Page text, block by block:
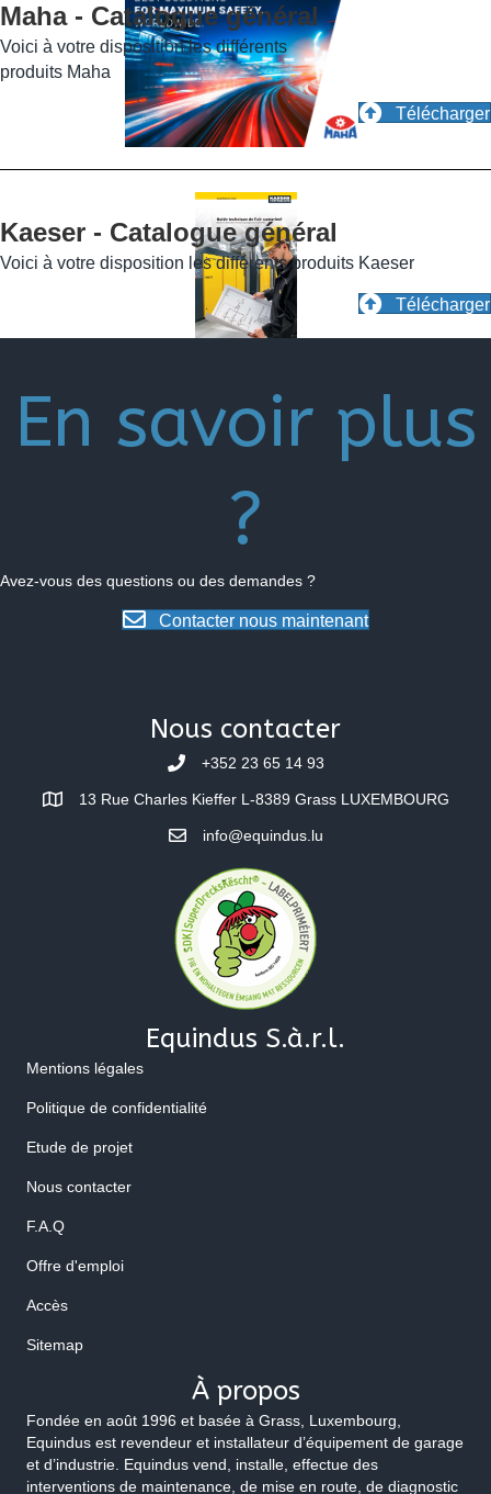
Maha - Catalogue général
Voici à votre disposition les différents
produits Maha
Télécharger
Kaeser - Catalogue général
Voici à votre disposition les différents produits Kaeser
Télécharger
En savoir plus
?
Avez-vous des questions ou des demandes ?
Contacter nous maintenant
Nous contacter
+352 23 65 14 93
13 Rue Charles Kieffer L-8389 Grass LUXEMBOURG
info@equindus.lu
Equindus S.à.r.l.
Mentions légales
Politique de confidentialité
Etude de projet
Nous contacter
F.A.Q
Offre d'emploi
Accès
Sitemap
À propos
Fondée en août 1996 et basée à Grass, Luxembourg,
Equindus est revendeur et installateur d’équipement de garage
et d’industrie. Equindus vend, installe, effectue des
interventions de maintenance, de mise en route, de diagnostic